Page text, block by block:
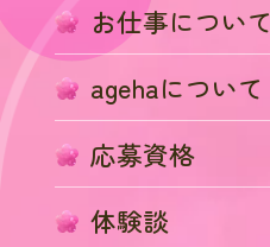
お仕事について
agehaについて
応募資格
体験談